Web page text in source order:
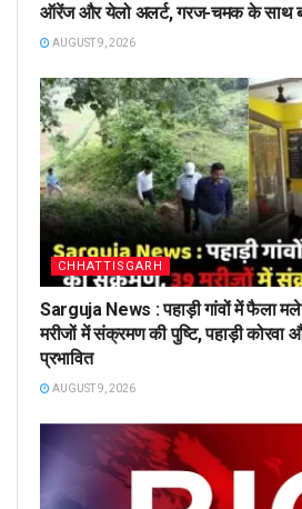
ऑरेंज और येलो अलर्ट, गरज-चमक के साथ
AUGUST 9, 2026
CHHATTISGARH
Sarguja News : पहाड़ी गांवों में फैला
मरीजों में संक्रमण की पुष्टि, पहाड़ी कोरवा
प्रभावित
AUGUST 9, 2026